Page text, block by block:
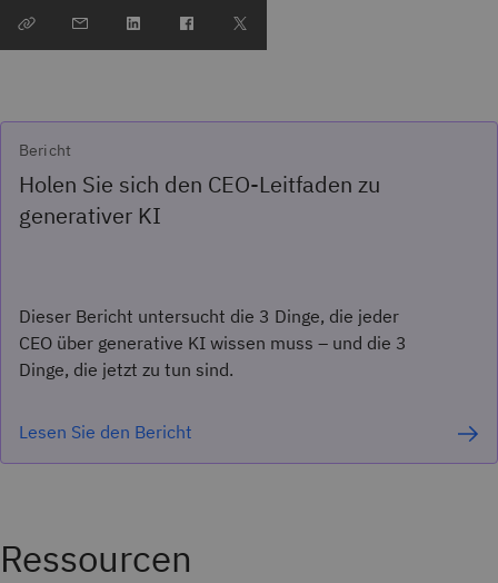
Bericht
Holen Sie sich den CEO-Leitfaden zu
generativer KI
Dieser Bericht untersucht die 3 Dinge, die jeder
CEO über generative KI wissen muss – und die 3
Dinge, die jetzt zu tun sind.
Lesen Sie den Bericht
Ressourcen